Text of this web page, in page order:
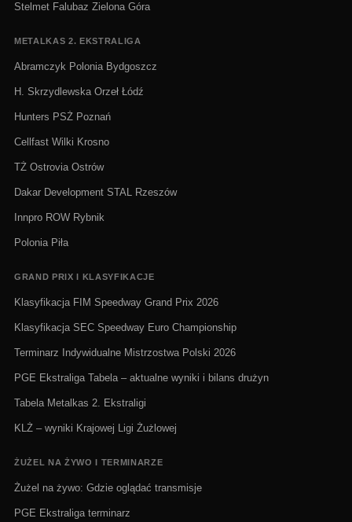
Stelmet Falubaz Zielona Góra
METALKAS 2. EKSTRALIGA
Abramczyk Polonia Bydgoszcz
H. Skrzydlewska Orzeł Łódź
Hunters PSŻ Poznań
Cellfast Wilki Krosno
TŻ Ostrovia Ostrów
Dakar Development STAL Rzeszów
Innpro ROW Rybnik
Polonia Piła
GRAND PRIX I KLASYFIKACJE
Klasyfikacja FIM Speedway Grand Prix 2026
Klasyfikacja SEC Speedway Euro Championship
Terminarz Indywidualne Mistrzostwa Polski 2026
PGE Ekstraliga Tabela – aktualne wyniki i bilans drużyn
Tabela Metalkas 2. Ekstraligi
KLŻ – wyniki Krajowej Ligi Żużlowej
ŻUŻEL NA ŻYWO I TERMINARZE
Żużel na żywo: Gdzie oglądać transmisje
PGE Ekstraliga terminarz